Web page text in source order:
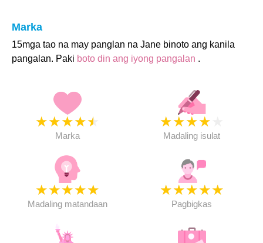
Marka
15mga tao na may panglan na Jane binoto ang kanila
pangalan. Paki boto din ang iyong pangalan .
★★★★★
Marka
★★★★
Madaling isulat
★★★★★
Madaling matandaan
★★★★★
Pagbigkas